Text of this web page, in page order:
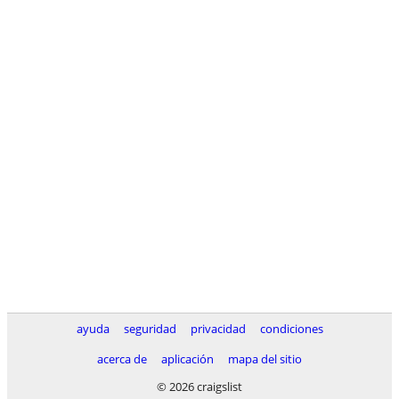
ayuda seguridad privacidad
condiciones
acerca de
aplicación
mapa del sitio
© 2026 craigslist